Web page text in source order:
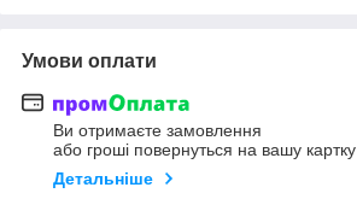
Умови оплати
Ви отримаєте замовлення
або гроші повернуться на вашу картку
Детальніше